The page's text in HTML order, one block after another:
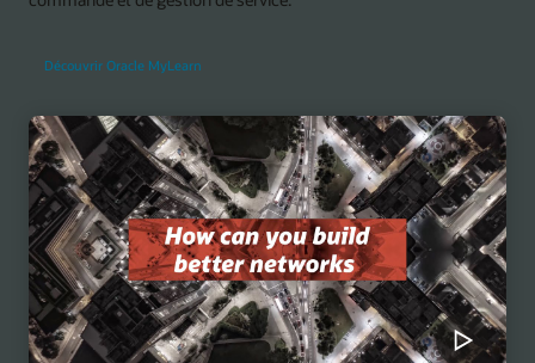
Découvrir Oracle MyLearn